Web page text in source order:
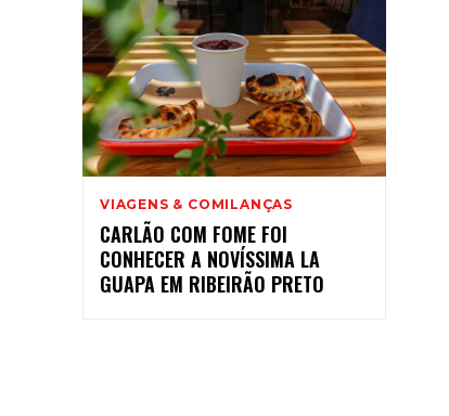
VIAGENS & COMILANÇAS
CARLÃO COM FOME FOI
CONHECER A NOVÍSSIMA LA
GUAPA EM RIBEIRÃO PRETO